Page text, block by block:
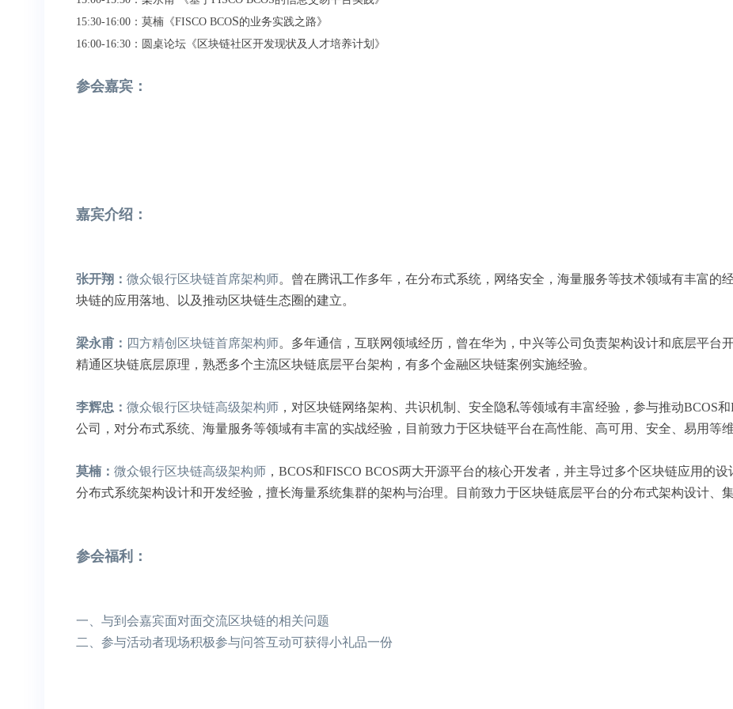
15:30-16:00：莫楠《FISCO BCOS的业务实践之路》
16:00-16:30：圆桌论坛《区块链社区开发现状及人才培养计划》
参会嘉宾：
嘉宾介绍：
张开翔： 微众银行区块链首席架构师。曾在腾讯工作多年，在分布式系统，网络安全，海量服务等技术领域有丰富的
块链的应用落地、以及推动区块链生态圈的建立。
梁永甫： 四方精创区块链首席架构师。多年通信，互联网领域经历，曾在华为，中兴等公司负责架构设计和底层平台
精通区块链底层原理，熟悉多个主流区块链底层平台架构，有多个金融区块链案例实施经验。
李辉忠： 微众银行区块链高级架构师 ，对区块链网络架构、共识机制、安全隐私等领域有丰富经验，参与推动BCOS
公司，对分布式系统、海量服务等领域有丰富的实战经验，目前致力于区块链平台在高性能、高可用、安全、易用等维
莫楠： 微众银行区块链高级架构师 ，BCOS和FISCO BCOS两大开源平台的核心开发者，并主导过多个区块链应用的
分布式系统架构设计和开发经验，擅长海量系统集群的架构与治理。目前致力于区块链底层平台的分布式架构设计、
参会福利：
一、与到会嘉宾面对面交流区块链的相关问题
二、参与活动者现场积极参与问答互动可获得小礼品一份